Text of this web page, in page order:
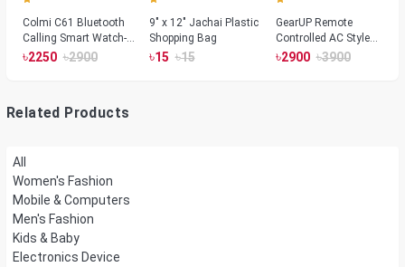
Colmi C61 Bluetooth
Calling Smart Watch-
Silver Color
৳2250 ৳2900
9" x 12" Jachai Plastic
Shopping Bag
৳15 ৳15
GearUP Remote
Controlled AC Style
Room Heater 1800
৳2900 ৳3900
Related Products
All
Women's Fashion
Mobile & Computers
Men's Fashion
Kids & Baby
Electronics Device